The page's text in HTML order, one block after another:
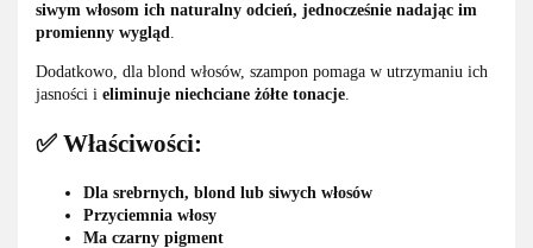
siwym włosom ich naturalny odcień, jednocześnie nadając im
promienny wygląd.
Dodatkowo, dla blond włosów, szampon pomaga w utrzymaniu ich
jasności i eliminuje niechciane żółte tonacje.
✅ Właściwości:
Dla srebrnych, blond lub siwych włosów
Przyciemnia włosy
Ma czarny pigment